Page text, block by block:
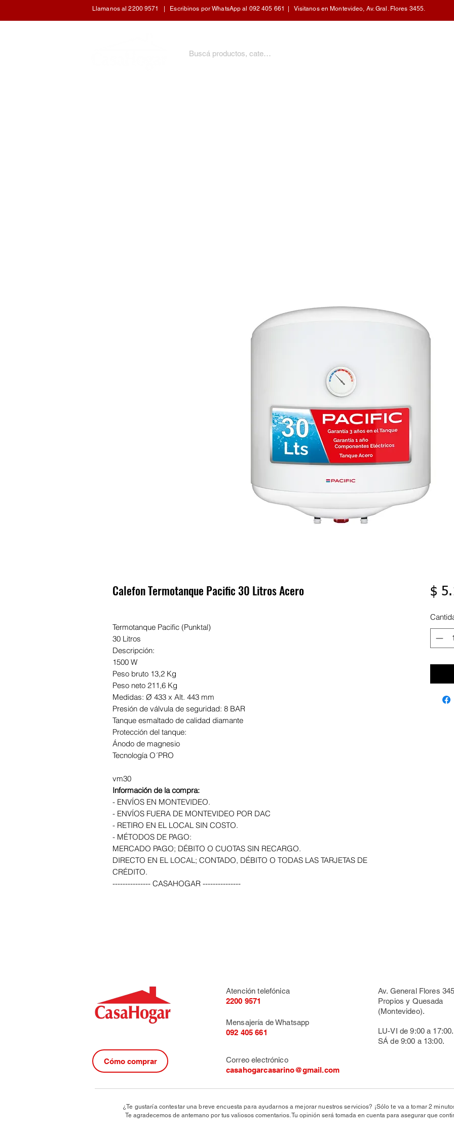
Llamanos al 2200 9571 | Escribinos por WhatsApp al 092 405 661 | Visitanos en Montevideo, Av. Gral. Flores 3455.
Calefon Termotanque Pacific 30 Litros Acero
Termotanque Pacific (Punktal)
30 Litros
Descripción:
1500 W
Peso bruto 13,2 Kg
Peso neto 211,6 Kg
Medidas: Ø 433 x Alt. 443 mm
Presión de válvula de seguridad: 8 BAR
Tanque esmaltado de calidad diamante
Protección del tanque:
Ánodo de magnesio
Tecnología O´PRO
vm30
Información de la compra:
- ENVÍOS EN MONTEVIDEO.
- ENVÍOS FUERA DE MONTEVIDEO POR DAC
- RETIRO EN EL LOCAL SIN COSTO.
- MÉTODOS DE PAGO:
MERCADO PAGO; DÉBITO O CUOTAS SIN RECARGO.
DIRECTO EN EL LOCAL; CONTADO, DÉBITO O TODAS LAS TARJETAS DE
CRÉDITO.
--------------- CASAHOGAR ---------------
$
Atención telefónica
2200 9571
Mensajería de Whatsapp
092 405 661
Av. General Flores
Propios y Quesada
(Montevideo).
LU-VI de 9:00 a 17:00.
SÁ de 9:00 a 13:00.
Correo electrónico
casahogarcasarino@gmail.com
¿Te gustaría contestar una breve encuesta para ayudarnos a mejorar nuestros servicios? ¡Sólo te va a tomar 2
Te agradecemos de antemano por tus valiosos comentarios. Tu opinión será tomada en cuenta para asegurar que
Cómo comprar